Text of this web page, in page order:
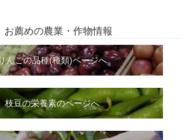
お薦めの農業・作物情報
んごの品種(種類)ページへ
枝豆の栄養素のページへ